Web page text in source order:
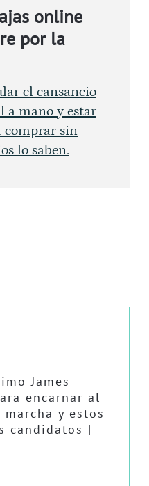
online
por la
el cansancio
a mano y estar
comprar sin
lo saben.
James
encarnar al
y estos
candidatos |